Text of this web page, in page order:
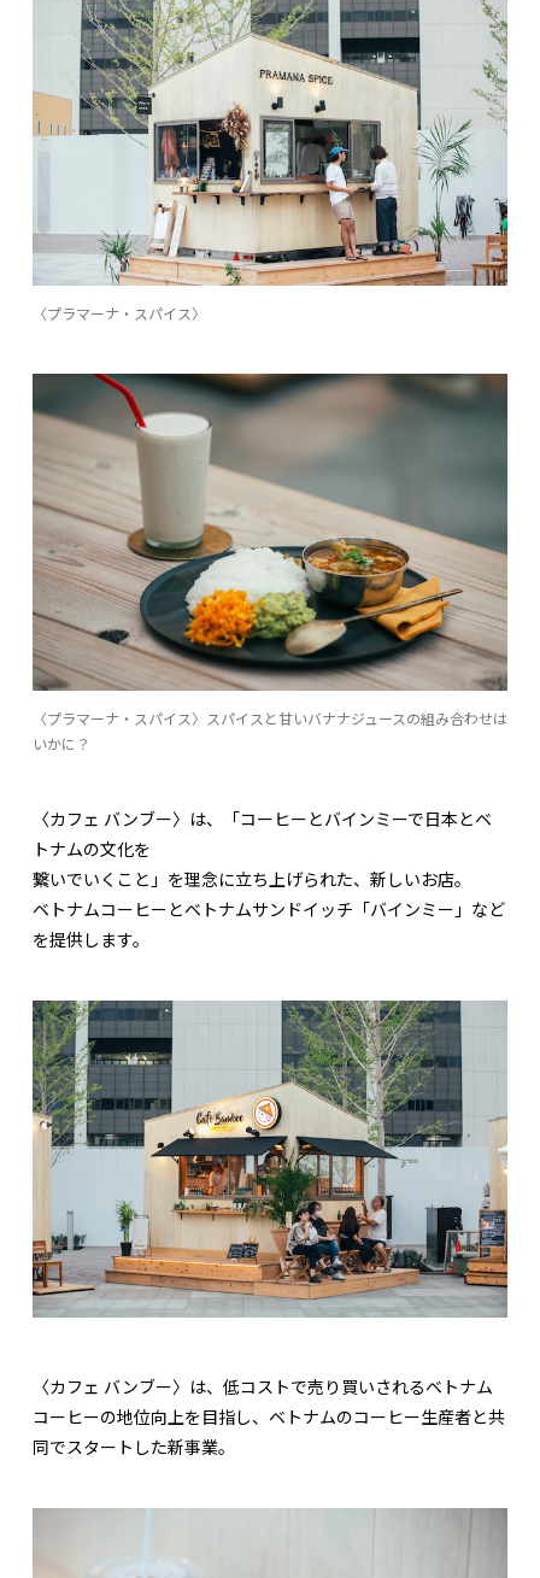
〈プラマーナ・スパイス〉
〈プラマーナ・スパイス〉スパイスと甘いバナナジュースの組み合わせは
いかに？
〈カフェ バンブー〉は、「コーヒーとバインミーで日本とベ
トナムの文化を
繋いでいくこと」を理念に立ち上げられた、新しいお店。
ベトナムコーヒーとベトナムサンドイッチ「バインミー」など
を提供します。
〈カフェ バンブー〉は、低コストで売り買いされるベトナム
コーヒーの地位向上を目指し、ベトナムのコーヒー生産者と共
同でスタートした新事業。